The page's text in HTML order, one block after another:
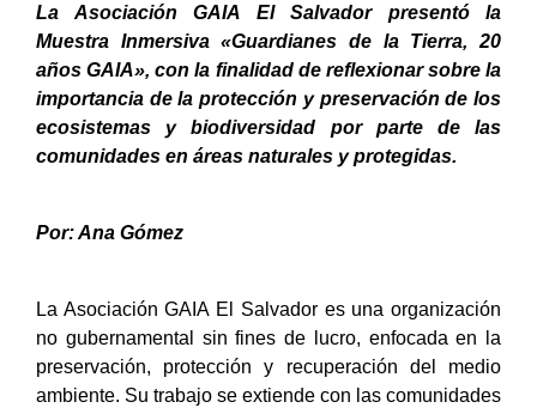
La Asociación GAIA El Salvador presentó la
Muestra Inmersiva «Guardianes de la Tierra, 20
años GAIA», con la finalidad de reflexionar sobre la
importancia de la protección y preservación de los
ecosistemas y biodiversidad por parte de las
comunidades en áreas naturales y protegidas.
Por: Ana Gómez
La Asociación GAIA El Salvador es una organización
no gubernamental sin fines de lucro, enfocada en la
preservación, protección y recuperación del medio
ambiente. Su trabajo se extiende con las comunidades